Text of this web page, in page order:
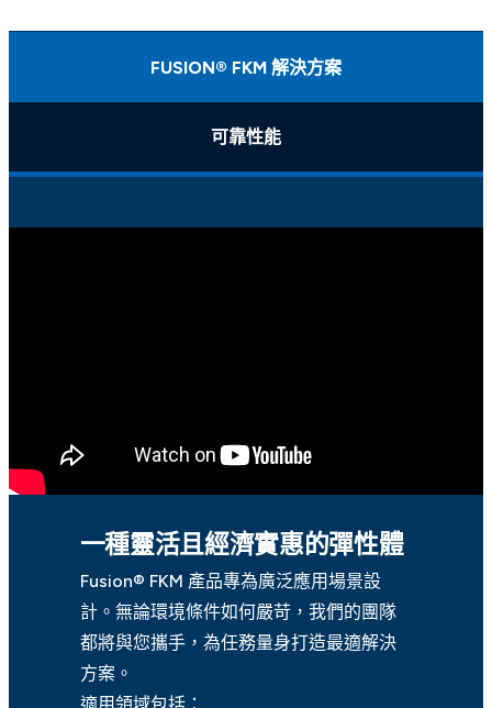
FUSION® FKM 解決方案
可靠性能
一種靈活且經濟實惠的彈性體
Fusion® FKM 產品專為廣泛應用場景設
計。無論環境條件如何嚴苛，我們的團隊
都將與您攜手，為任務量身打造最適解決
方案。